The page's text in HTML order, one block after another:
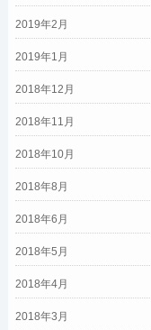
2019年2月
2019年1月
2018年12月
2018年11月
2018年10月
2018年8月
2018年6月
2018年5月
2018年4月
2018年3月